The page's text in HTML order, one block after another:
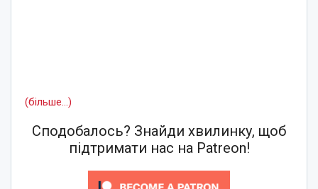
(більше…)
Сподобалось? Знайди хвилинку, щоб
підтримати нас на Patreon!